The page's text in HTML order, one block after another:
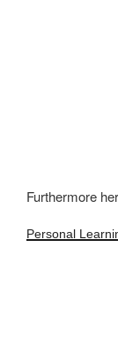
Furthermore
Personal